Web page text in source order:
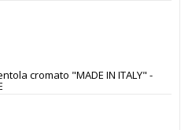
cromato "MADE IN ITALY" -